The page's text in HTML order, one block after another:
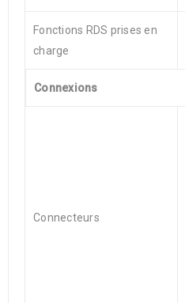
Fonctions RDS prises en
charge
Connexions
Connecteurs